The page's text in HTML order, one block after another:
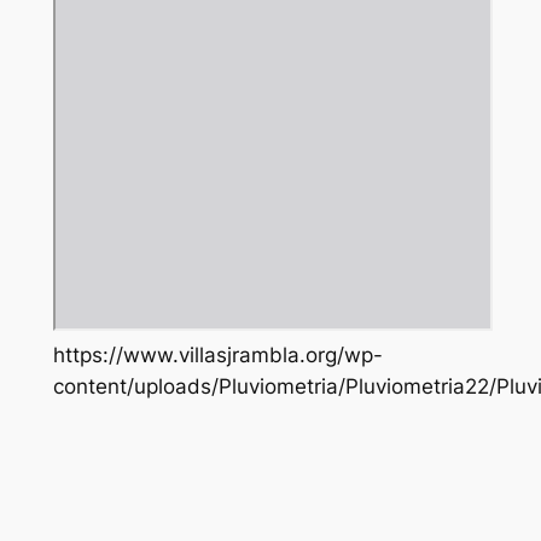
https://www.villasjrambla.org/wp-
content/uploads/Pluviometria/Pluviometria22/